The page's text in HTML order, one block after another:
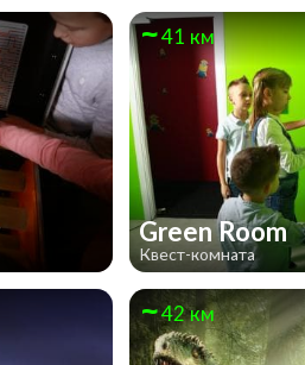
41 км
Green Room
Квест-комната
42 км